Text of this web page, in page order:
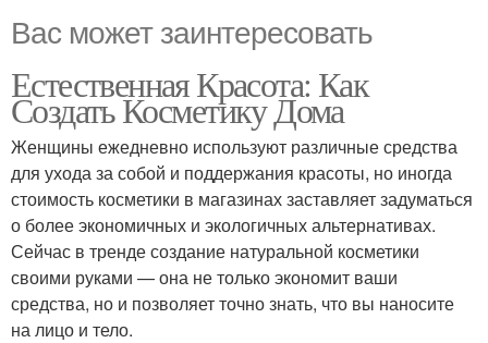
Вас может заинтересовать
Естественная Красота: Как
Создать Косметику Дома
Женщины ежедневно используют различные средства
для ухода за собой и поддержания красоты, но иногда
стоимость косметики в магазинах заставляет задуматься
о более экономичных и экологичных альтернативах.
Сейчас в тренде создание натуральной косметики
своими руками — она не только экономит ваши
средства, но и позволяет точно знать, что вы наносите
на лицо и тело.